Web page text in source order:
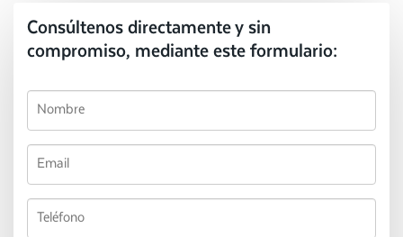
Consúltenos directamente y sin
compromiso, mediante este formulario: